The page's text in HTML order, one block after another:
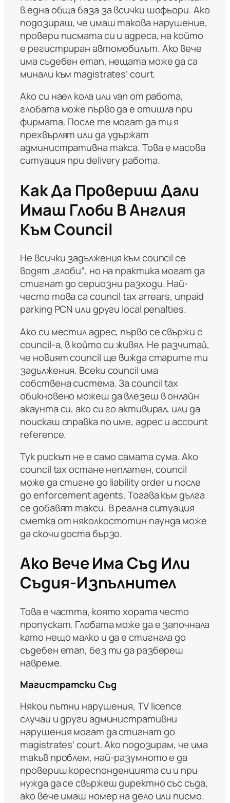
в една обща база за всички шофьори. Ако
подозираш, че имаш такова нарушение,
провери писмата си и адреса, на който
е регистриран автомобилът. Ако вече
има съдебен етап, нещата може да са
минали към magistrates’ court.
Ако си наел кола или van от работа,
глобата може първо да е отишла при
фирмата. После те могат да ти я
прехвърлят или да удържат
административна такса. Това е масова
ситуация при delivery работа.
Как Да Провериш Дали
Имаш Глоби В Англия
Към Council
Не всички задължения към council се
водят „глоби“, но на практика могат да
стигнат до сериозни разходи. Най-
често това са council tax arrears, unpaid
parking PCN или други local penalties.
Ако си местил адрес, първо се свържи с
council-а, в който си живял. Не разчитай,
че новият council ще вижда старите ти
задължения. Всеки council има
собствена система. За council tax
обикновено можеш да влезеш в онлайн
акаунта си, ако си го активирал, или да
поискаш справка по име, адрес и account
reference.
Тук рискът не е само самата сума. Ако
council tax остане неплатен, council
може да стигне до liability order и после
до enforcement agents. Тогава към дълга
се добавят такси. В реална ситуация
сметка от няколкостотин паунда може
да скочи доста бързо.
Ако Вече Има Съд Или
Съдия-Изпълнител
Това е частта, която хората често
пропускат. Глобата може да е започнала
като нещо малко и да е стигнала до
съдебен етап, без ти да разбереш
навреме.
Магистратски Съд
Някои пътни нарушения, TV licence
случаи и други административни
нарушения могат да стигнат до
magistrates’ court. Ако подозирам, че има
такъв проблем, най-разумното е да
провериш кореспонденцията си и при
нужда да се свържеш директно със съда,
ако вече имаш номер на дело или писмо.